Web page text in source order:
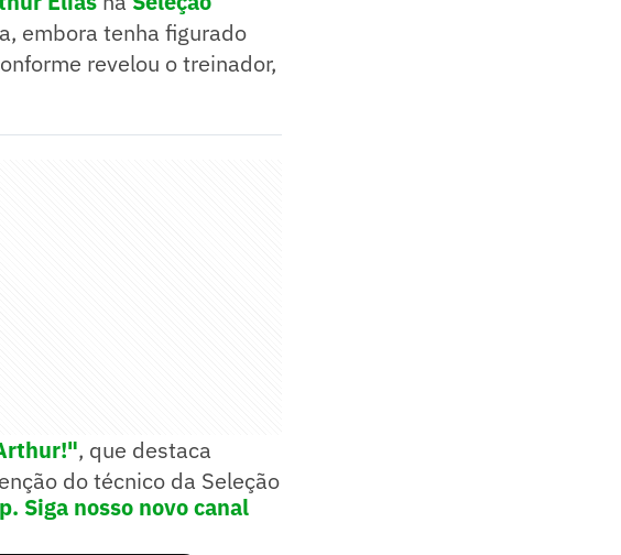
embora tenha figurado
revelou o treinador,
, que destaca
do técnico da Seleção
Siga nosso novo canal